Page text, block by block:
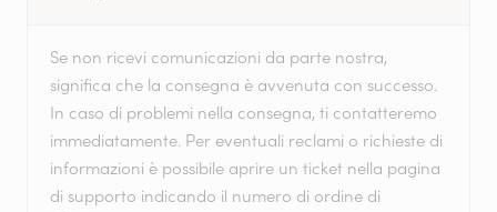
Se non ricevi comunicazioni da parte nostra,
significa che la consegna è avvenuta con successo.
In caso di problemi nella consegna, ti contatteremo
immediatamente. Per eventuali reclami o richieste di
informazioni è possibile aprire un ticket nella pagina
di supporto indicando il numero di ordine di